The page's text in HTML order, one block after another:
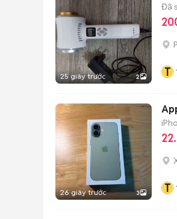
25 giây trước 2
Đã
T
26 giây trước 3 T